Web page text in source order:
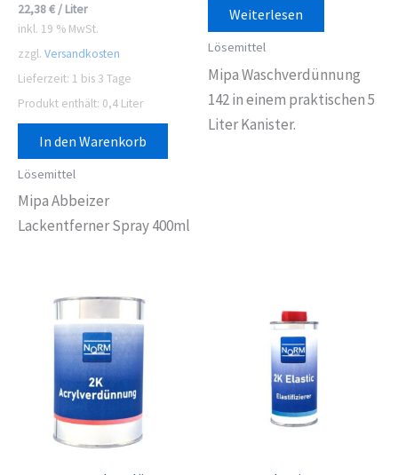
22,38€ / Liter
inkl. 19 % MwSt.
zzgl. Versandkosten
Lieferzeit: 1 bis 3 Tage
Produkt enthält: 0,4 Liter
In den Warenkorb
Lösemittel
Mipa Abbeizer
Lackentferner Spray 400ml
Weiterlesen
Lösemittel
Mipa Waschverdünnung
142 in einem praktischen 5
Liter Kanister.